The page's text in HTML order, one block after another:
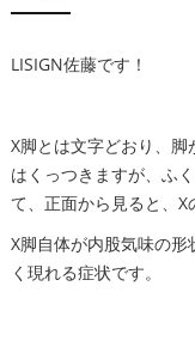
LISIGN佐藤です！
X脚とは文字どおり、
はくっつきますが、ふ
て、正面から見ると、X
X脚自体が内股気味の
く現れる症状です。